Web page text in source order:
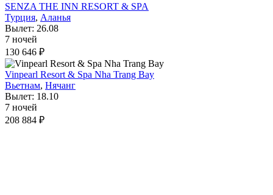
SENZA THE INN RESORT & SPA
Турция, Аланья
Вылет: 26.08
7 ночей
130 646 ₽
Vinpearl Resort & Spa Nha Trang Bay
Вьетнам, Нячанг
Вылет: 18.10
7 ночей
208 884 ₽